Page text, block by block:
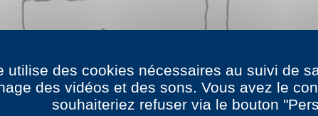
utilise des cookies nécessaires au suivi de
des vidéos et des sons. Vous avez le
souhaiteriez refuser via le bouton